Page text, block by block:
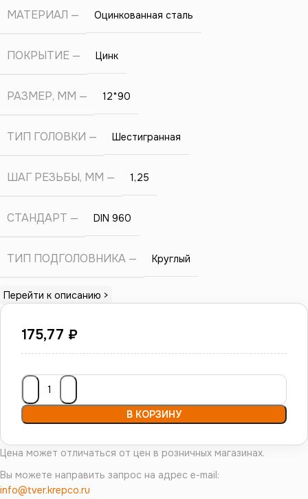
175,77 ₽
В КОРЗИНУ
Цена может отличаться от цен в розничных магазинах.
Вы можете направить запрос на адрес e-mail:
info@tver.krepco.ru
МАТЕРИАЛ Оцинкованная сталь
ПОКРЫТИЕ Цинк
РАЗМЕР, ММ 12*90
ТИП ГОЛОВКИ Шестигранная
ШАГ РЕЗЬБЫ, ММ 1,25
СТАНДАРТ DIN 960
ТИП ПОДГОЛОВНИКА Круглый
Перейти к описанию >